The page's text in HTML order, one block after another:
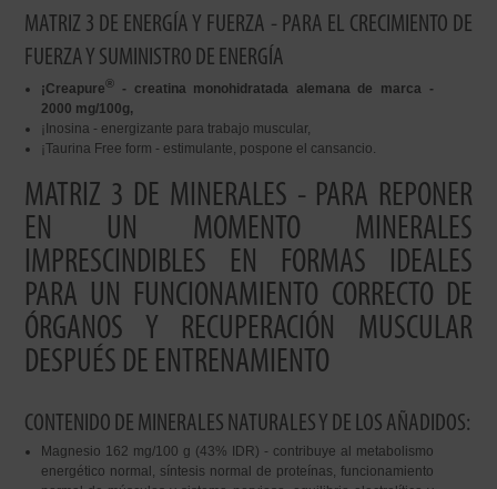
MATRIZ 3 DE ENERGÍA Y FUERZA - PARA EL CRECIMIENTO DE
FUERZA Y SUMINISTRO DE ENERGÍA
¡Creapure® - creatina monohidratada alemana de marca -
2000 mg/100g,
¡Inosina - energizante para trabajo muscular,
¡Taurina Free form - estimulante, pospone el cansancio.
MATRIZ 3 DE MINERALES - PARA REPONER
EN UN MOMENTO MINERALES
IMPRESCINDIBLES EN FORMAS IDEALES
PARA UN FUNCIONAMIENTO CORRECTO DE
ÓRGANOS Y RECUPERACIÓN MUSCULAR
DESPUÉS DE ENTRENAMIENTO
CONTENIDO DE MINERALES NATURALES Y DE LOS AÑADIDOS:
Magnesio 162 mg/100 g (43% IDR) - contribuye al metabolismo
energético normal, síntesis normal de proteínas, funcionamiento